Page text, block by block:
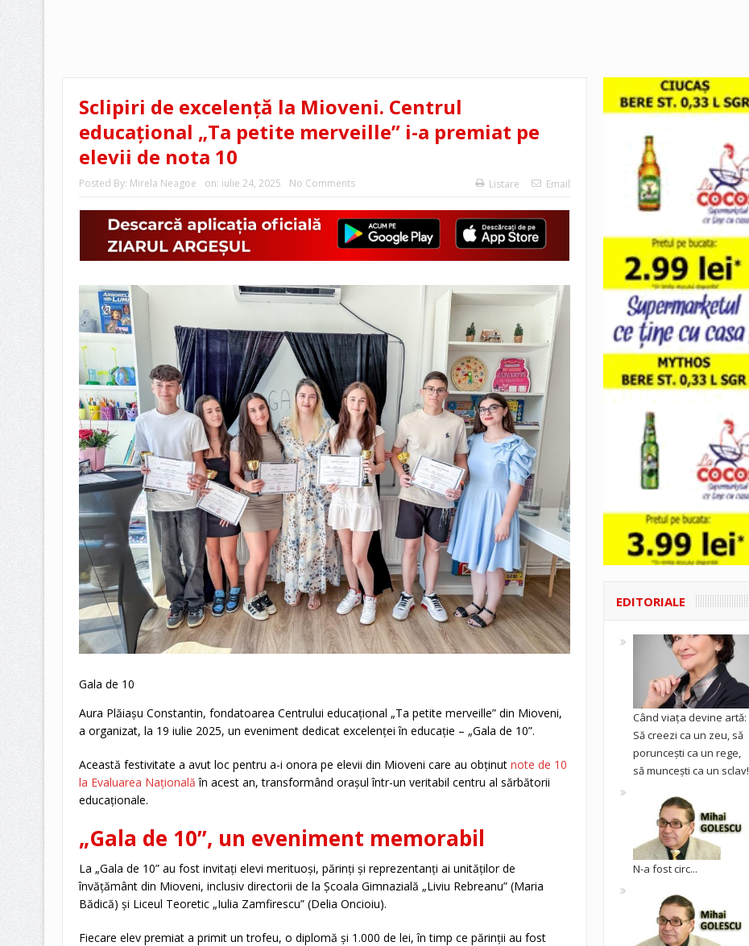
Sclipiri de excelență la Mioveni. Centrul
educațional „Ta petite merveille” i-a premiat pe
elevii de nota 10
Posted By: Mirela Neagoe on: iulie 24, 2025 No Comments Listare Email
Gala de 10
Aura Plăiașu Constantin, fondatoarea Centrului educațional „Ta petite merveille” din Mioveni,
a organizat, la 19 iulie 2025, un eveniment dedicat excelenței în educație – „Gala de 10”.
Această festivitate a avut loc pentru a-i onora pe elevii din Mioveni care au obținut note de 10
la Evaluarea Națională în acest an, transformând orașul într-un veritabil centru al sărbătorii
educaționale.
„Gala de 10”, un eveniment memorabil
La „Gala de 10” au fost invitați elevi merituoși, părinți și reprezentanți ai unităților de
învățământ din Mioveni, inclusiv directorii de la Școala Gimnazială „Liviu Rebreanu” (Maria
Bădică) și Liceul Teoretic „Iulia Zamfirescu” (Delia Oncioiu).
Fiecare elev premiat a primit un trofeu, o diplomă și 1.000 de lei, în timp ce părinții au fost
EDITORIALE
Când viața devine artă:
Să creezi ca un zeu, să
poruncești ca un rege,
să muncești ca un sclav!
N-a fost circ...